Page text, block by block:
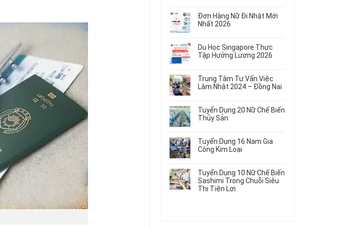
Rau
Củ
Áo
Trẻ
Áo
Thun
Dụng
12
Tạo
Đầu
Điện
Dùng
Tô
Máy
có
bình
luận
Tuyển
Dụng
04
Gia
Công
Chi
Tiết
Đơn Hàng Nữ Đi Nhật Mới
Nhất 2026
có
bình
luận
Đơn
Hàng
Nữ
Nhật
Mới
Nhất
Du Học Singapore Thực
Tập Hưởng Lương 2026
có
bình
luận
Du
Học
Singapore
Tập
Hưởng
Lương
Trung Tâm Tư Vấn Việc
Làm Nhật 2024 – Đồng Nai
có
bình
luận
Trung
Tâm
Tư
Việc
Làm
Nhật
2024
Tuyển Dụng 20 Nữ Chế Biến
Thủy Sản
có
bình
luận
Tuyển
Dụng
20
Nữ
Tuyển Dụng 16 Nam Gia
Công Kim Loại
có
bình
luận
ở
Tuyển Dụng 10 Nữ Chế Biến
Sashimi Trong Chuỗi Siêu
Thị Tiện Lợi